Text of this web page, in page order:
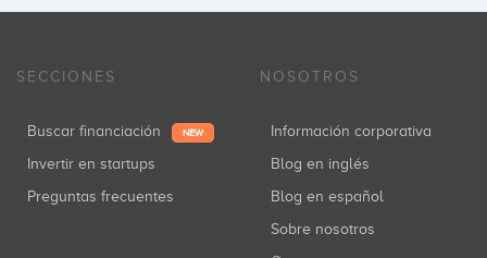
SECCIONES
Buscar financiación NEW
Invertir en startups
Preguntas frecuentes
NOSOTROS
Información corporativa
Blog en inglés
Blog en español
Sobre nosotros